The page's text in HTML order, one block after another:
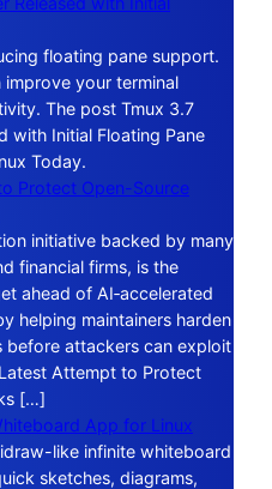
floating pane support.
your terminal
The post Tmux 3.7
with Initial Floating Pane
Today.
Protect Open-Source
initiative backed by many
financial firms, is the
ahead of AI‑accelerated
helping maintainers harden
attackers can exploit
Attempt to Protect
[…]
App for Linux
like infinite whiteboard
sketches, diagrams,